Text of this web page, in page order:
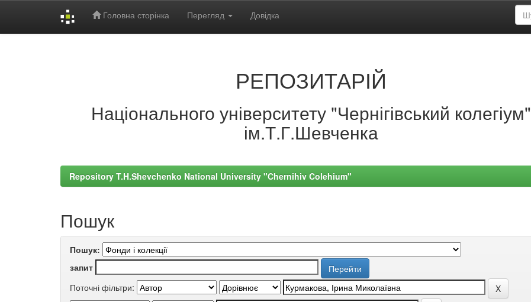
Головна сторінка Перегляд Довідка
РЕПОЗИТАРІЙ
Національного університету "Чернігівський колегіум"
ім.Т.Г.Шевченка
Repository T.H.Shevchenko National University "Chernihiv Colehium"
Пошук
Пошук:
запит
Поточні фільтри: